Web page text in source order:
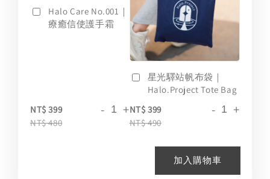
Halo Care No.001｜
療癒信使護手霜
NT$ 399
NT$ 480
- +
星光驛站帆布袋｜
Halo.Project Tote Bag
NT$ 399
NT$ 490
- +
加入購物車